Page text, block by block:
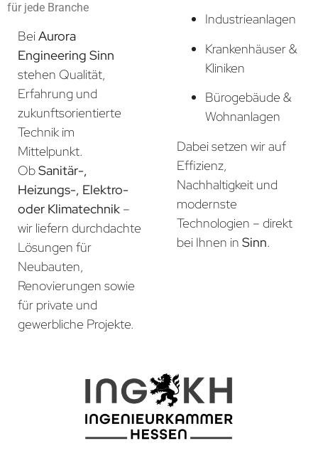
für jede Branche
BeiAurora
Engineering Sinn
stehen Qualität,
Erfahrung und
zukunftsorientierte
Technik im
Mittelpunkt.
ObSanitär-,
Heizungs-, Elektro-
oder Klimatechnik –
wir liefern durchdachte
Lösungen für
Neubauten,
Renovierungen sowie
für private und
gewerbliche Projekte.
Industrieanlagen
Krankenhäuser &
Kliniken
Bürogebäude &
Wohnanlagen
Dabei setzen wir auf
Effizienz,
Nachhaltigkeit und
modernste
Technologien – direkt
bei Ihnen in Sinn.